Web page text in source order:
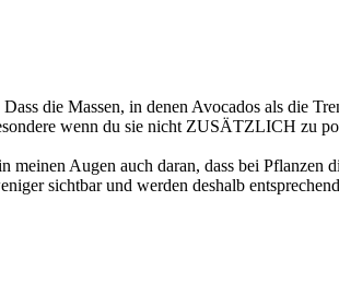
die Massen, in denen Avocados als die
wenn du sie nicht ZUSÄTZLICH zu
Augen auch daran, dass bei
sichtbar und werden deshalb